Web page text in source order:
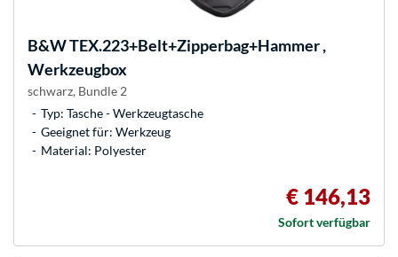
B&WTEX.223+Belt+Zipperbag+Hammer ,
Werkzeugbox
schwarz, Bundle 2
Typ: Tasche - Werkzeugtasche
Geeignet für: Werkzeug
Material: Polyester
€ 146,13
Sofort verfügbar